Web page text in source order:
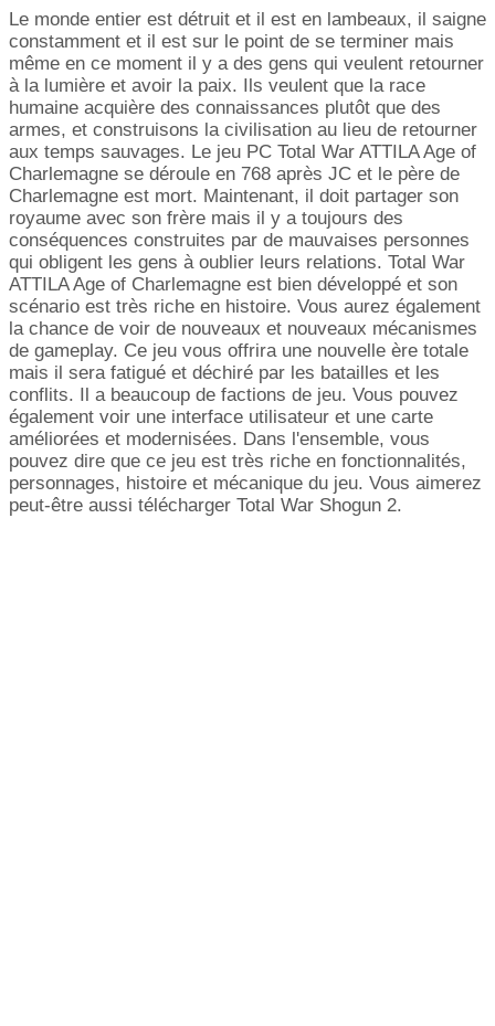
Le monde entier est détruit et il est en lambeaux, il saigne
constamment et il est sur le point de se terminer mais
même en ce moment il y a des gens qui veulent retourner
à la lumière et avoir la paix. Ils veulent que la race
humaine acquière des connaissances plutôt que des
armes, et construisons la civilisation au lieu de retourner
aux temps sauvages. Le jeu PC Total War ATTILA Age of
Charlemagne se déroule en 768 après JC et le père de
Charlemagne est mort. Maintenant, il doit partager son
royaume avec son frère mais il y a toujours des
conséquences construites par de mauvaises personnes
qui obligent les gens à oublier leurs relations. Total War
ATTILA Age of Charlemagne est bien développé et son
scénario est très riche en histoire. Vous aurez également
la chance de voir de nouveaux et nouveaux mécanismes
de gameplay. Ce jeu vous offrira une nouvelle ère totale
mais il sera fatigué et déchiré par les batailles et les
conflits. Il a beaucoup de factions de jeu. Vous pouvez
également voir une interface utilisateur et une carte
améliorées et modernisées. Dans l'ensemble, vous
pouvez dire que ce jeu est très riche en fonctionnalités,
personnages, histoire et mécanique du jeu. Vous aimerez
peut-être aussi télécharger Total War Shogun 2.